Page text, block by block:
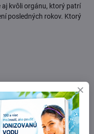
aj kvôli orgánu, ktorý patrí
posledných rokov. Ktorý